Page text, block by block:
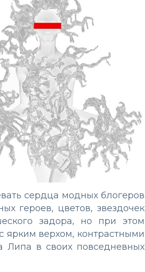
сердца модных блогеров
героев, цветов, звездочек
задора, но при этом
ярким верхом, контрастными
Липа в своих повседневных